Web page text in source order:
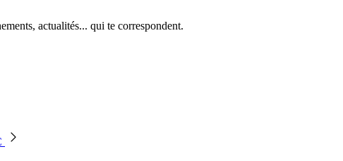
actualités... qui te correspondent.